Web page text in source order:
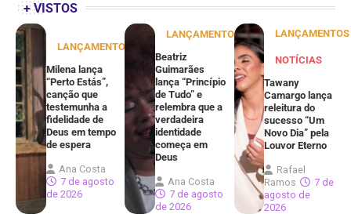
+ VISTOS
LANÇAMENTOS
Milena lança
“Perto Estás”,
canção que
testemunha a
fidelidade de
Deus em tempo
de espera
Ana Costa
7 de agosto
de 2026
LANÇAMENTOS
Beatriz
Guimarães
lança “Princípio
de Tudo” e
relembra que a
verdadeira
identidade
começa em
Deus
Ana Costa
7 de agosto
de 2026
LANÇAMENTOS
NOTÍCIAS
Tawany
Camargo lança
releitura do
sucesso “Um
Novo Dia” pela
Louvor Eterno
Rafael
Ramos
7 de
agosto de
2026